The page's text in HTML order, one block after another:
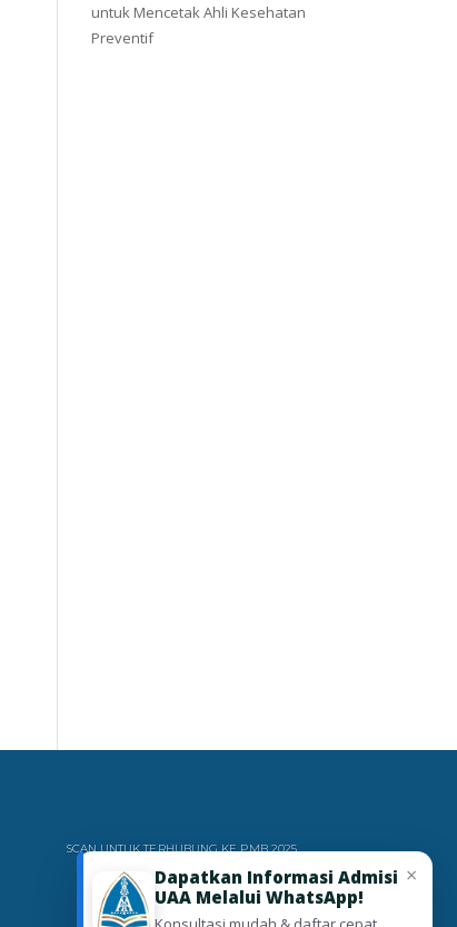
untuk Mencetak Ahli Kesehatan
Preventif
SCAN UNTUK TERHUBUNG KE PMB 2025
×
Dapatkan Informasi Admisi
UAA Melalui WhatsApp!